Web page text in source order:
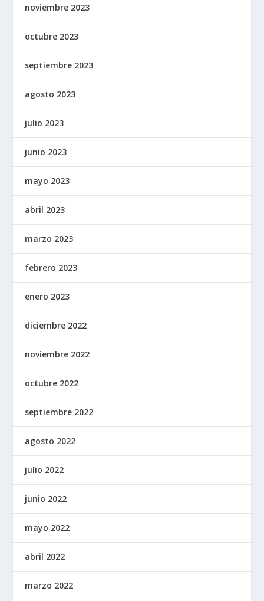
noviembre 2023
octubre 2023
septiembre 2023
agosto 2023
julio 2023
junio 2023
mayo 2023
abril 2023
marzo 2023
febrero 2023
enero 2023
diciembre 2022
noviembre 2022
octubre 2022
septiembre 2022
agosto 2022
julio 2022
junio 2022
mayo 2022
abril 2022
marzo 2022